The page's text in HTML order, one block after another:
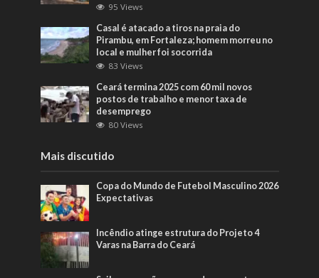
95 Views
Casal é atacado a tiros na praia do
Pirambu, em Fortaleza; homem morreu no
local e mulher foi socorrida
83 Views
Ceará termina 2025 com 60 mil novos
postos de trabalho e menor taxa de
desemprego
80 Views
Mais discutido
Copa do Mundo de Futebol Masculino 2026
Expectativas
Incêndio atinge estrutura do Projeto 4
Varas na Barra do Ceará